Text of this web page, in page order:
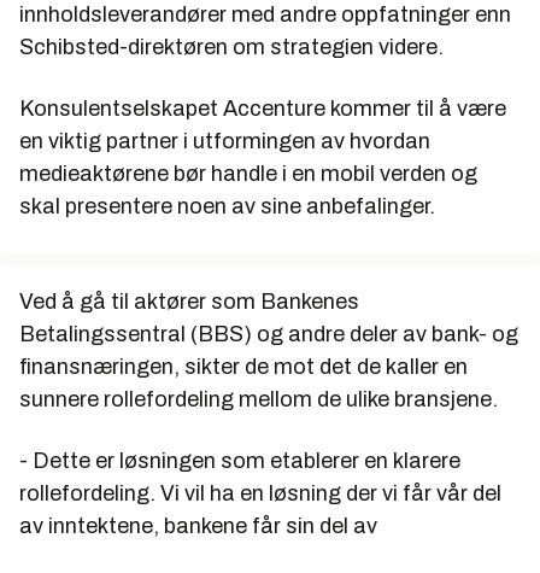
innholdsleverandører med andre oppfatninger enn
Schibsted-direktøren om strategien videre.
Konsulentselskapet Accenture kommer til å være
en viktig partner i utformingen av hvordan
medieaktørene bør handle i en mobil verden og
skal presentere noen av sine anbefalinger.
Ved å gå til aktører som Bankenes
Betalingssentral (BBS) og andre deler av bank- og
finansnæringen, sikter de mot det de kaller en
sunnere rollefordeling mellom de ulike bransjene.
- Dette er løsningen som etablerer en klarere
rollefordeling. Vi vil ha en løsning der vi får vår del
av inntektene, bankene får sin del av